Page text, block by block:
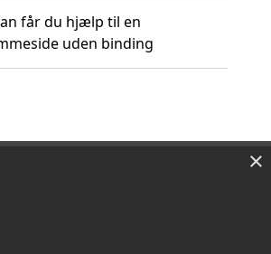
får du hjælp til en
uden binding
×